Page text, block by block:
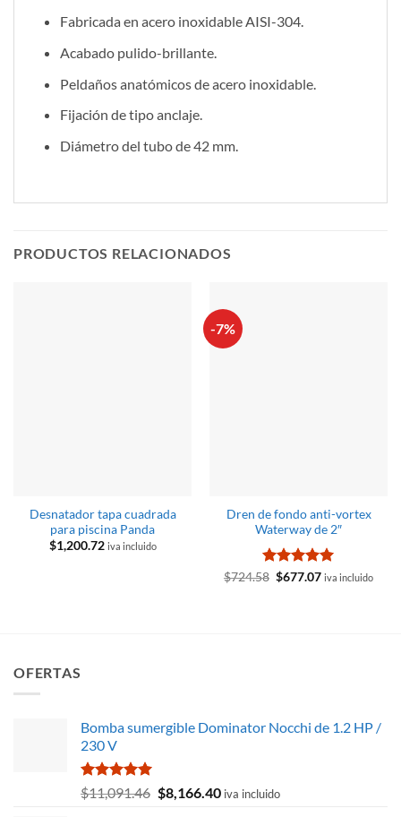
Fabricada en acero inoxidable AISI-304.
Acabado pulido-brillante.
Peldaños anatómicos de acero inoxidable.
Fijación de tipo anclaje.
Diámetro del tubo de 42 mm.
PRODUCTOS RELACIONADOS
Desnatador tapa cuadrada
para piscina Panda
$1,200.72 iva incluido
-7%
Dren de fondo anti-vortex
Waterway de 2″
Valorado
$724.58 El
$677.07Eliva incluido
OFERTAS
Bomba sumergible Dominator Nocchi de 1.2 HP /
230 V
Valorado
con
$11,091.46 El
$8,166.40Eliva incluido